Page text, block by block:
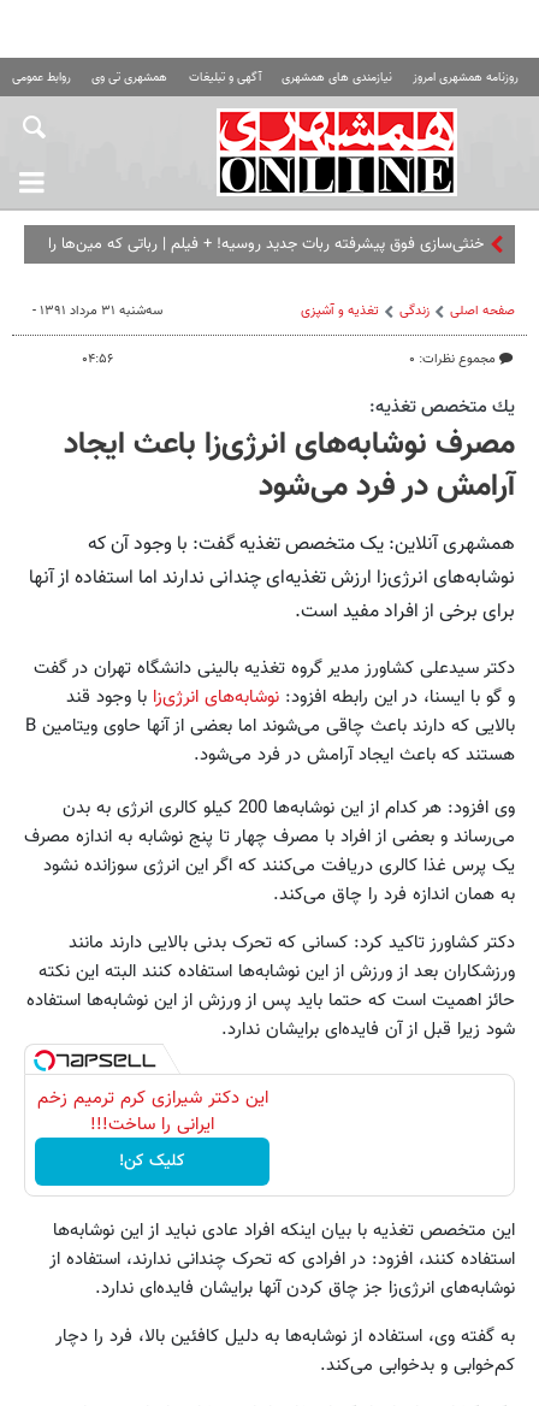
روزنامه همشهری امروز نیازمندی های همشهری آگهی و تبلیغات همشهری تی وی روابط عمومی
خنثی‌سازی فوق پیشرفته ربات جدید روسیه! + فیلم | رباتی که مین‌ها را
صفحه اصلی زندگی تغذیه و آشپزی
مجموع نظرات: ۰
سه‌شنبه ۳۱ مرداد ۱۳۹۱ -
۰۴:۵۶
يك متخصص تغذيه:
مصرف نوشابه‌های انرژی‌زا باعث ایجاد
آرامش در فرد می‌شود
همشهری آنلاین: یک متخصص تغذیه گفت: با وجود آن که
نوشابه‌های انرژی‌زا ارزش تغذیه‌ای چندانی ندارند اما استفاده از آنها
برای برخی از افراد مفید است.
دکتر سیدعلی کشاورز مدیر گروه تغذیه بالینی دانشگاه تهران در گفت‌
و گو با ایسنا، در این رابطه افزود: نوشابه‌های انرژی‌زا با وجود قند
بالایی که دارند باعث چاقی می‌شوند اما بعضی از آنها حاوی ویتامین B
هستند که باعث ایجاد آرامش در فرد می‌شود.
وی افزود: هر کدام از این نوشابه‌ها 200 کیلو کالری انرژی به بدن
می‌رساند و بعضی از افراد با مصرف چهار تا پنج نوشابه به اندازه مصرف
یک پرس غذا کالری دریافت می‌کنند که اگر این انرژی سوزانده نشود
به همان اندازه فرد را چاق می‌کند.
دکتر کشاورز تاکید کرد: کسانی که تحرک بدنی بالایی دارند مانند
ورزشکاران بعد از ورزش از این نوشابه‌ها استفاده کنند البته این نکته
حائز اهمیت است که حتما باید پس از ورزش از این نوشابه‌ها استفاده
شود زیرا قبل از آن فایده‌ای برایشان ندارد.
این دکتر شیرازی کرم ترمیم زخم
ایرانی را ساخت!!!
کلیک کن!
این متخصص تغذیه با بیان اینکه افراد عادی نباید از این نوشابه‌ها
استفاده کنند، افزود: در افرادی که تحرک چندانی ندارند، استفاده از
نوشابه‌های انرژی‌زا جز چاق کردن آنها برایشان فایده‌ای ندارد.
به گفته وی، استفاده از نوشابه‌ها به دلیل کافئین بالا، فرد را دچار
کم‌خوابی و بدخوابی می‌کند.